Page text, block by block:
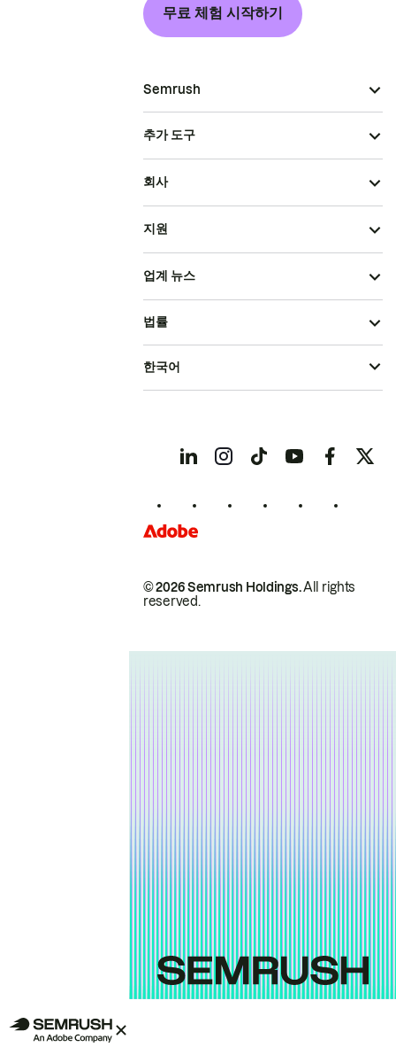
무료 체험 시작하기
Semrush
추가 도구
회사
지원
업계 뉴스
© 2026 Semrush Holdings.All rights
reserved.
법률
한국어